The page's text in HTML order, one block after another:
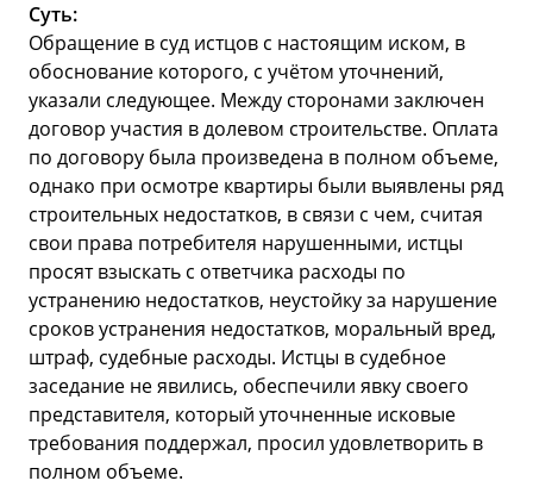
Суть:
Обращение в суд истцов с настоящим иском, в
обоснование которого, с учётом уточнений,
указали следующее. Между сторонами заключен
договор участия в долевом строительстве. Оплата
по договору была произведена в полном объеме,
однако при осмотре квартиры были выявлены ряд
строительных недостатков, в связи с чем, считая
свои права потребителя нарушенными, истцы
просят взыскать с ответчика расходы по
устранению недостатков, неустойку за нарушение
сроков устранения недостатков, моральный вред,
штраф, судебные расходы. Истцы в судебное
заседание не явились, обеспечили явку своего
представителя, который уточненные исковые
требования поддержал, просил удовлетворить в
полном объеме.